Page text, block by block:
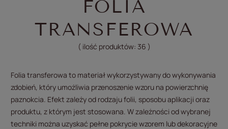
FOLIA
TRANSFEROWA
( ilość produktów: 36 )
Folia transferowa to materiał wykorzystywany do wykonywania
zdobień, który umożliwia przenoszenie wzoru na powierzchnię
paznokcia. Efekt zależy od rodzaju folii, sposobu aplikacji oraz
produktu, z którym jest stosowana. W zależności od wybranej
techniki można uzyskać pełne pokrycie wzorem lub dekoracyjne